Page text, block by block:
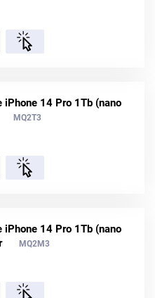
14 Pro 1Tb (nano
MQ2T3
14 Pro 1Tb (nano
MQ2M3